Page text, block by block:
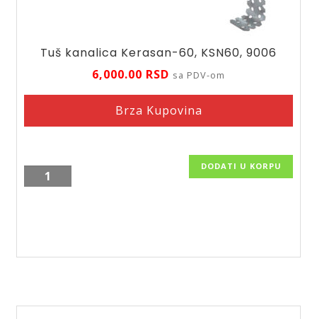
Tuš kanalica Kerasan-60, KSN60, 9006
6,000.00 RSD sa PDV-om
Brza Kupovina
Tuš
kanalica
9006
DODATI U KORPU